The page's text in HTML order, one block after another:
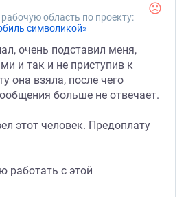
область по проекту:
символикой»
очень подставил меня,
и так и не приступив к
она взяла, после чего
больше не отвечает.
этот человек. Предоплату
работать с этой